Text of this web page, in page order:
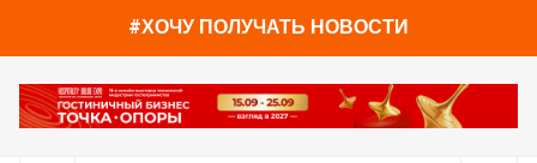
#ХОЧУ ПОЛУЧАТЬ НОВОСТИ